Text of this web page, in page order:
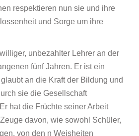
respektieren nun sie und ihre
und Sorge um ihre
unbezahlter Lehrer an der
fünf Jahren. Er ist ein
an die Kraft der Bildung und
sie die Gesellschaft
hat die Früchte seiner Arbeit
davon, wie sowohl Schüler,
von den n Weisheiten